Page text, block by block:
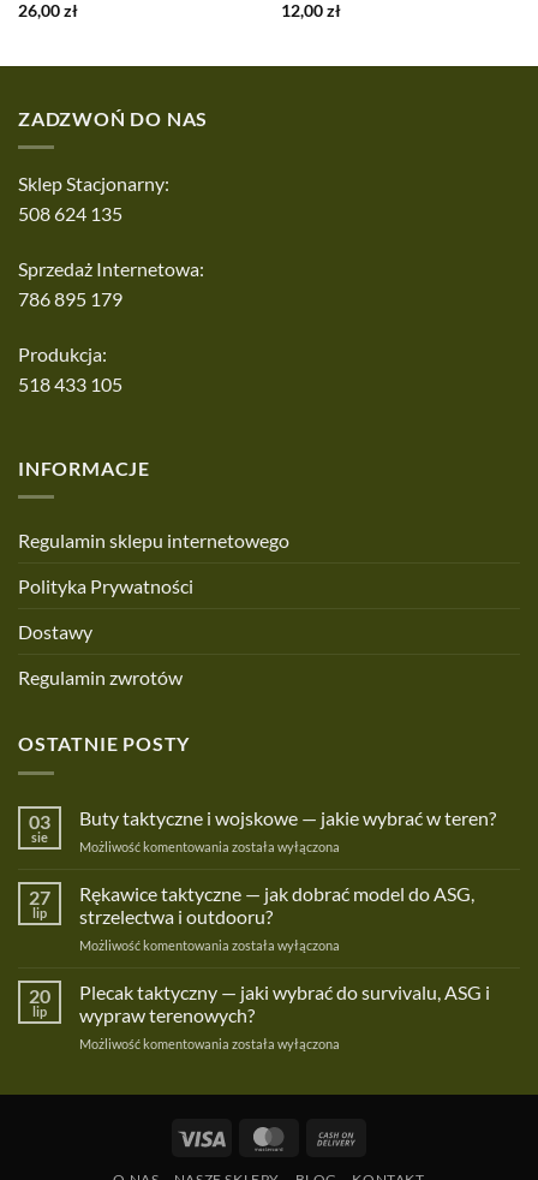
26,00zł
12,00zł
ZADZWOŃ DO NAS
Sklep Stacjonarny:
508 624 135
Sprzedaż Internetowa:
786 895 179
Produkcja:
518 433 105
INFORMACJE
Regulamin sklepu internetowego
Polityka Prywatności
Dostawy
Regulamin zwrotów
OSTATNIE POSTY
03
sie
Buty taktyczne i wojskowe — jakie wybrać w teren?
Możliwość komentowania Buty
wojskowe
—
jakie
teren?
została wyłączona
27
lip
Rękawice taktyczne — jak dobrać model do ASG,
strzelectwa i outdooru?
Możliwość komentowania Rękawice
jak
dobrać
model
outdooru?
została wyłączona
20
lip
Plecak taktyczny — jaki wybrać do survivalu, ASG i
wypraw terenowych?
Możliwość komentowania Plecak
wybrać
została wyłączona
Visa MasterCard